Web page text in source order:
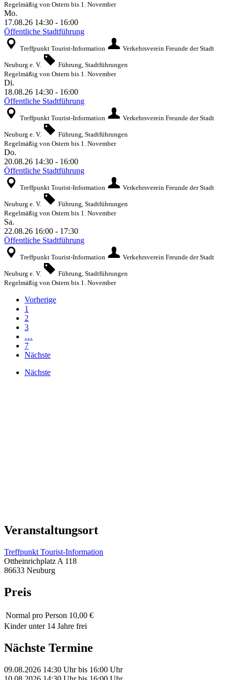
Regelmäßig von Ostern bis 1. November
Mo.
17.08.26 14:30 - 16:00
Öffentliche Stadtführung
Treffpunkt Tourist-Information Verkehrsverein Freunde der Stadt
Neuburg e. V.
Führung, Stadtführungen
Regelmäßig von Ostern bis 1. November
Di.
18.08.26 14:30 - 16:00
Öffentliche Stadtführung
Treffpunkt Tourist-Information Verkehrsverein Freunde der Stadt
Neuburg e. V.
Führung, Stadtführungen
Regelmäßig von Ostern bis 1. November
Do.
20.08.26 14:30 - 16:00
Öffentliche Stadtführung
Treffpunkt Tourist-Information Verkehrsverein Freunde der Stadt
Neuburg e. V.
Führung, Stadtführungen
Regelmäßig von Ostern bis 1. November
Sa.
22.08.26 16:00 - 17:30
Öffentliche Stadtführung
Treffpunkt Tourist-Information Verkehrsverein Freunde der Stadt
Neuburg e. V.
Führung, Stadtführungen
Regelmäßig von Ostern bis 1. November
Vorherige
1
2
3
…
7
Nächste
Nächste
Veranstaltungsort
Treffpunkt Tourist-Information
Ottheinrichplatz A 118
86633 Neuburg
Preis
Normal pro Person 10,00 €
Kinder unter 14 Jahre frei
Nächste Termine
09.08.2026 14:30 Uhrbis 16:00 Uhr